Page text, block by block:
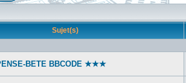
Sujet(s)
BETE BBCODE ★★★